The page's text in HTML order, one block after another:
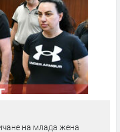
на млада жена